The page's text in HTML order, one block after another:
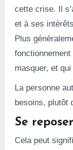
cette crise. Il
et à ses
Plus
fonctionnement
masquer, et
La personne
besoins, plutôt
Se
Cela peut